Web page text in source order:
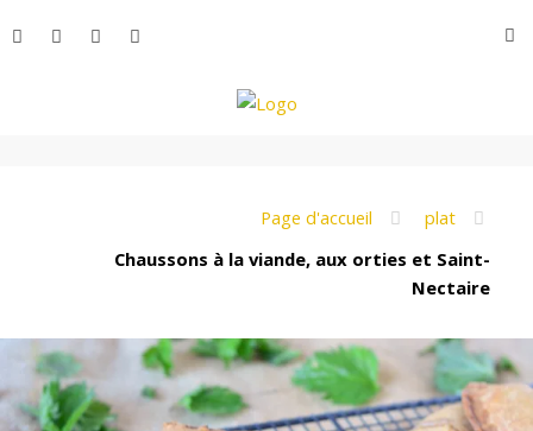
au
o
Page d'accueil
plat
Chaussons à la viande, aux orties et Saint-
Nectaire